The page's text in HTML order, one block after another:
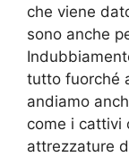
che viene
sono anche
tutto fuorché
andiamo
come i cattivi
attrezzature